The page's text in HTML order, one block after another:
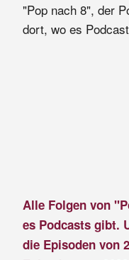
"Pop nach 8", der
dort, wo es
Alle Folgen von
es Podcasts gibt.
die Episoden von